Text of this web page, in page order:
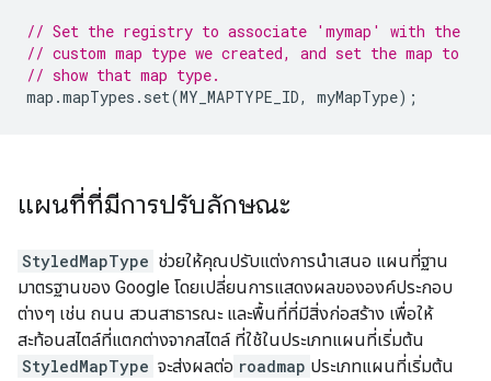
// Set the registry to associate 'mymap' with the
// custom map type we created, and set the map to
// show that map type.
map .mapTypes . set(MY_MAPTYPE_ID, myMapType);
แผนที่ที่มีการปรับลักษณะ
StyledMapType ช่วยให้คุณปรับแต่งการนำเสนอ แผนที่ฐาน
มาตรฐานของ Google โดยเปลี่ยนการแสดงผลขององค์ประกอบ
ต่างๆ เช่น ถนน สวนสาธารณะ และพื้นที่ที่มีสิ่งก่อสร้าง เพื่อให้
สะท้อนสไตล์ที่แตกต่างจากสไตล์ ที่ใช้ในประเภทแผนที่เริ่มต้น
StyledMapType จะส่งผลต่อ roadmap ประเภทแผนที่เริ่มต้น